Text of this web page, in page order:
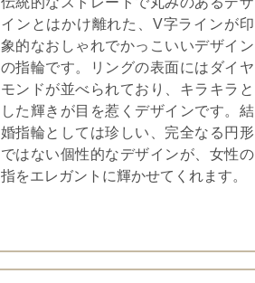
インとはかけ離れた、V字ラインが印
象的なおしゃれでかっこいいデザイン
の指輪です。リングの表面にはダイヤ
モンドが並べられており、キラキラと
した輝きが目を惹くデザインです。結
婚指輪としては珍しい、完全なる円形
ではない個性的なデザインが、女性の
指をエレガントに輝かせてくれます。